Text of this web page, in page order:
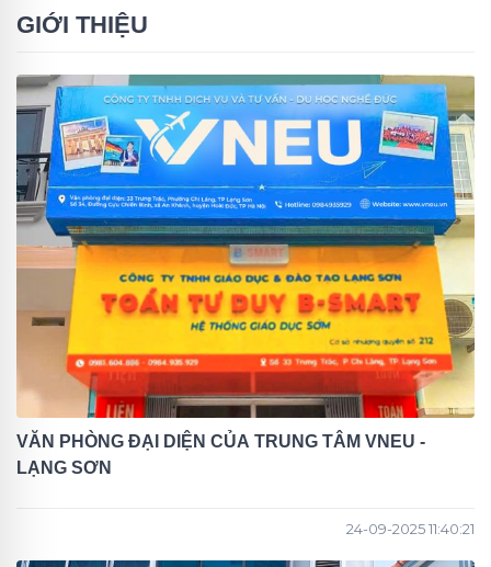
GIỚI THIỆU
VĂN PHÒNG ĐẠI DIỆN CỦA TRUNG TÂM VNEU -
LẠNG SƠN
24-09-2025 11:40:21